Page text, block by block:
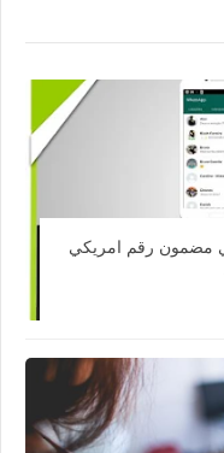
مضمون رقم امريكي